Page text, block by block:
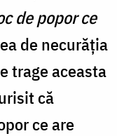
de popor ce
de necurăția
trage aceasta
că
ce are